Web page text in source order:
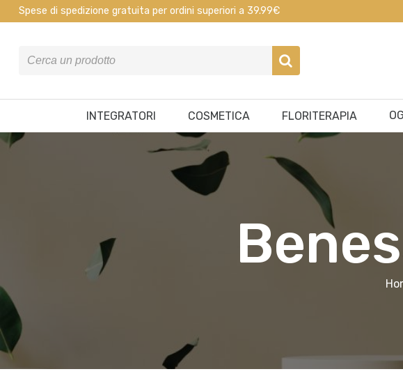
Spese di spedizione gratuita per ordini superiori a 39.99€
INTEGRATORI COSMETICA FLORITERAPIA